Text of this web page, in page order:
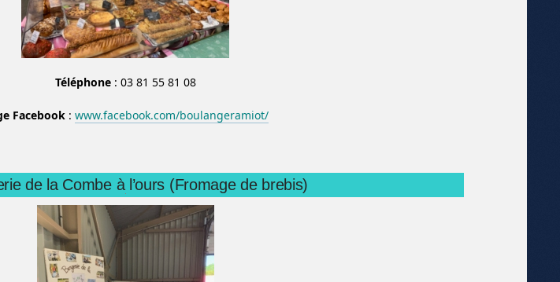
Téléphone: 03 81 55 81 08
Facebook: www.facebook.com/boulangeramiot/
de la Combe à l’ours (Fromage de brebis)